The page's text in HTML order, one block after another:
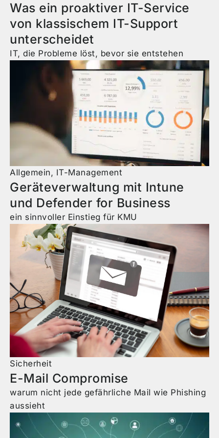
Was ein proaktiver IT-Service
von klassischem IT-Support
unterscheidet
IT, die Probleme löst, bevor sie entstehen
Allgemein , IT-Management
Geräteverwaltung mit Intune
und Defender for Business
ein sinnvoller Einstieg für KMU
Sicherheit
E-Mail Compromise
warum nicht jede gefährliche Mail wie Phishing
aussieht